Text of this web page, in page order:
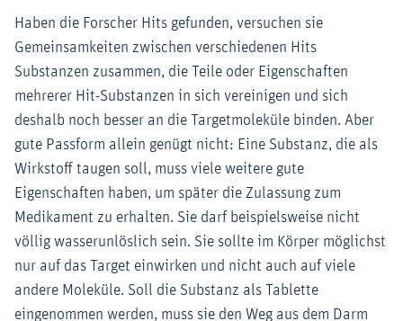
Haben die Forscher Hits gefunden, versuchen sie
Gemeinsamkeiten zwischen verschiedenen Hits
Substanzen zusammen, die Teile oder Eigenschaften
mehrerer Hit-Substanzen in sich vereinigen und sich
deshalb noch besser an die Targetmoleküle binden. Aber
gute Passform allein genügt nicht: Eine Substanz, die als
Wirkstoff taugen soll, muss viele weitere gute
Eigenschaften haben, um später die Zulassung zum
Medikament zu erhalten. Sie darf beispielsweise nicht
völlig wasserunlöslich sein. Sie sollte im Körper möglichst
nur auf das Target einwirken und nicht auch auf viele
andere Moleküle. Soll die Substanz als Tablette
eingenommen werden, muss sie den Weg aus dem Darm